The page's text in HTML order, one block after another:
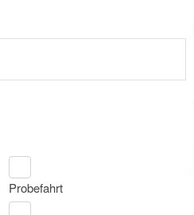
Probefahrt